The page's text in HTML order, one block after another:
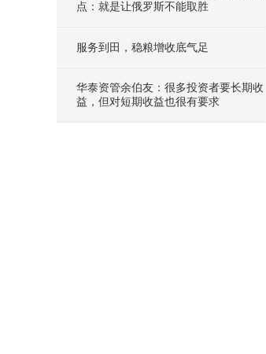
点：就是让俄罗斯不能取胜
服务到田，稳粮增收底气足
华泰资管余伯友：很多投资者要长期收
益，但对短期收益也很有要求